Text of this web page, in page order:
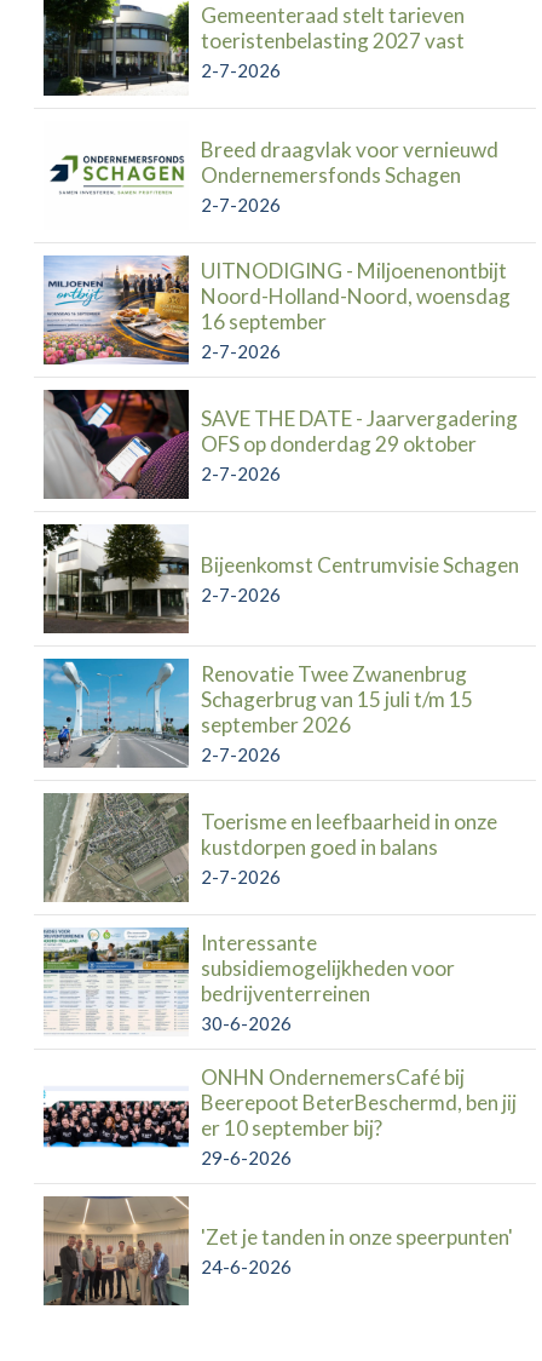
Gemeenteraad stelt tarieven
toeristenbelasting 2027 vast
2-7-2026
Breed draagvlak voor vernieuwd
Ondernemersfonds Schagen
2-7-2026
UITNODIGING - Miljoenenontbijt
Noord-Holland-Noord, woensdag
16 september
2-7-2026
SAVE THE DATE - Jaarvergadering
OFS op donderdag 29 oktober
2-7-2026
Bijeenkomst Centrumvisie Schagen
2-7-2026
Renovatie Twee Zwanenbrug
Schagerbrug van 15 juli t/m 15
september 2026
2-7-2026
Toerisme en leefbaarheid in onze
kustdorpen goed in balans
2-7-2026
Interessante
subsidiemogelijkheden voor
bedrijventerreinen
30-6-2026
ONHN OndernemersCafé bij
Beerepoot BeterBeschermd, ben jij
er 10 september bij?
29-6-2026
'Zet je tanden in onze speerpunten'
24-6-2026